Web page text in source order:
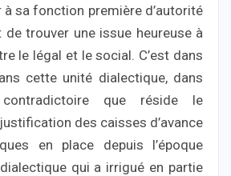
sa fonction première d’autorité
trouver une issue heureuse à
le légal et le social. C’est dans
cette unité dialectique, dans
que réside le
des caisses d’avance
en place depuis l’époque
qui a irrigué en partie